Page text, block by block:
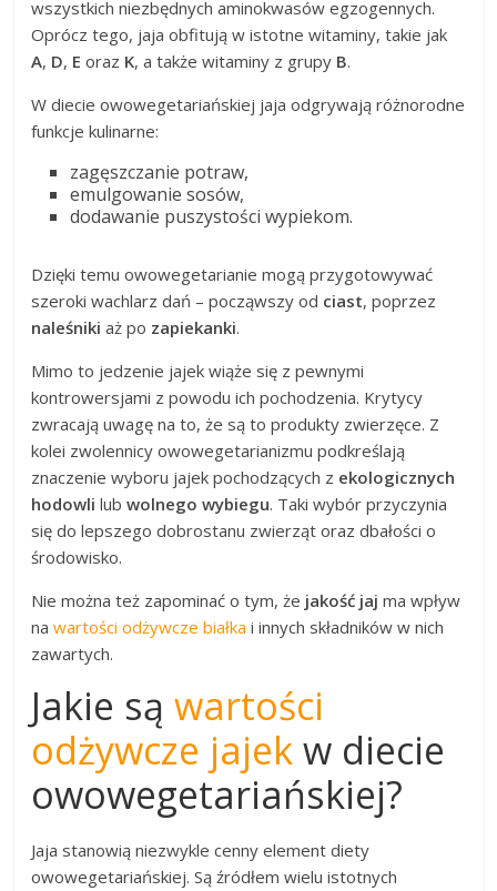
wszystkich niezbędnych aminokwasów egzogennych.
Oprócz tego, jaja obfitują w istotne witaminy, takie jak
A, D, E oraz K, a także witaminy z grupy B.
W diecie owowegetariańskiej jaja odgrywają różnorodne
funkcje kulinarne:
zagęszczanie potraw,
emulgowanie sosów,
dodawanie puszystości wypiekom.
Dzięki temu owowegetarianie mogą przygotowywać
szeroki wachlarz dań – począwszy od ciast, poprzez
naleśniki aż po zapiekanki.
Mimo to jedzenie jajek wiąże się z pewnymi
kontrowersjami z powodu ich pochodzenia. Krytycy
zwracają uwagę na to, że są to produkty zwierzęce. Z
kolei zwolennicy owowegetarianizmu podkreślają
znaczenie wyboru jajek pochodzących z ekologicznych
hodowli lubwolnego wybiegu. Taki wybór przyczynia
się do lepszego dobrostanu zwierząt oraz dbałości o
środowisko.
Nie można też zapominać o tym, że jakość jaj ma wpływ
nawartości odżywcze białka i innych składników w nich
zawartych.
Jakie sąwartości
odżywcze jajekw diecie
owowegetariańskiej?
Jaja stanowią niezwykle cenny element diety
owowegetariańskiej. Są źródłem wielu istotnych